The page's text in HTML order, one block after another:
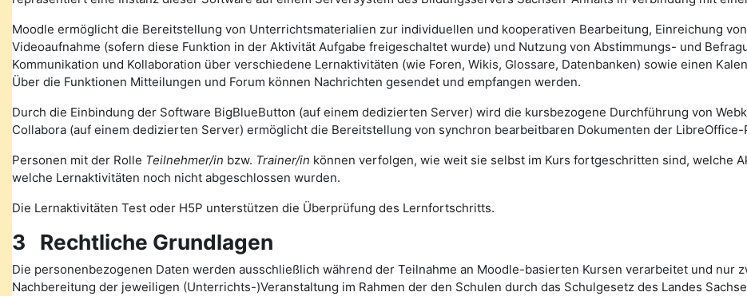
Moodle ermöglicht die Bereitstellung von Unterrichtsmaterialien zur individuellen und kooperativen Bearbeitung, Einreichung
Videoaufnahme (sofern diese Funktion in der Aktivität Aufgabe freigeschaltet wurde) und Nutzung von Abstimmungs- und
Kommunikation und Kollaboration über verschiedene Lernaktivitäten (wie Foren, Wikis, Glossare, Datenbanken) sowie einen
Über die Funktionen Mitteilungen und Forum können Nachrichten gesendet und empfangen werden.
Durch die Einbindung der Software BigBlueButton (auf einem dedizierten Server) wird die kursbezogene Durchführung von
Collabora (auf einem dedizierten Server) ermöglicht die Bereitstellung von synchron bearbeitbaren Dokumenten der
Personen mit der Rolle Teilnehmer/in bzw. Trainer/in können verfolgen, wie weit sie selbst im Kurs fortgeschritten sind, welche
welche Lernaktivitäten noch nicht abgeschlossen wurden.
Die Lernaktivitäten Test oder H5P unterstützen die Überprüfung des Lernfortschritts.
3 Rechtliche Grundlagen
Die personenbezogenen Daten werden ausschließlich während der Teilnahme an Moodle-basierten Kursen verarbeitet und nur
Nachbereitung der jeweiligen (Unterrichts-)Veranstaltung im Rahmen der den Schulen durch das Schulgesetz des Landes